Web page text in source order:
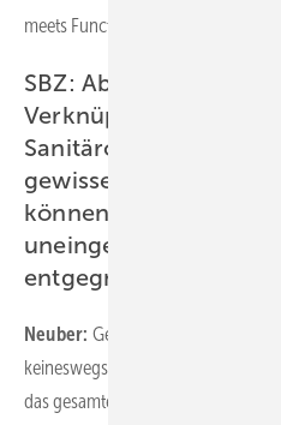
meets Function.“
SBZ: Aber mal ehrlich,
Verknüpfung von
Sanitärobjekten führt
gewissen
können ihrer
uneingeschränkt
entgegnen Sie denen?
Neuber: Geberit One schränkt die
keineswegs ein. Unser Badkonzept
das gesamte Bad. Das Besondere: